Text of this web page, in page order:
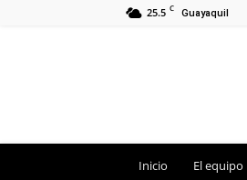
25.5 C Guayaquil
Inicio El equipo